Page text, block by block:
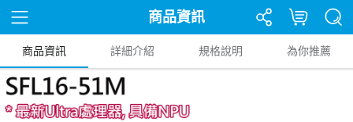
商品資訊
商品資訊 詳細介紹 規格說明 為你推薦